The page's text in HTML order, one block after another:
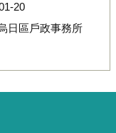
20
日區戶政事務所